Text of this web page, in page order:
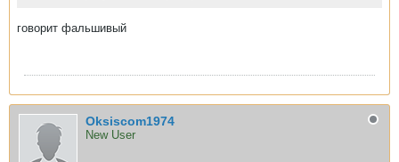
говорит фальшивый
Oksiscom1974
New User